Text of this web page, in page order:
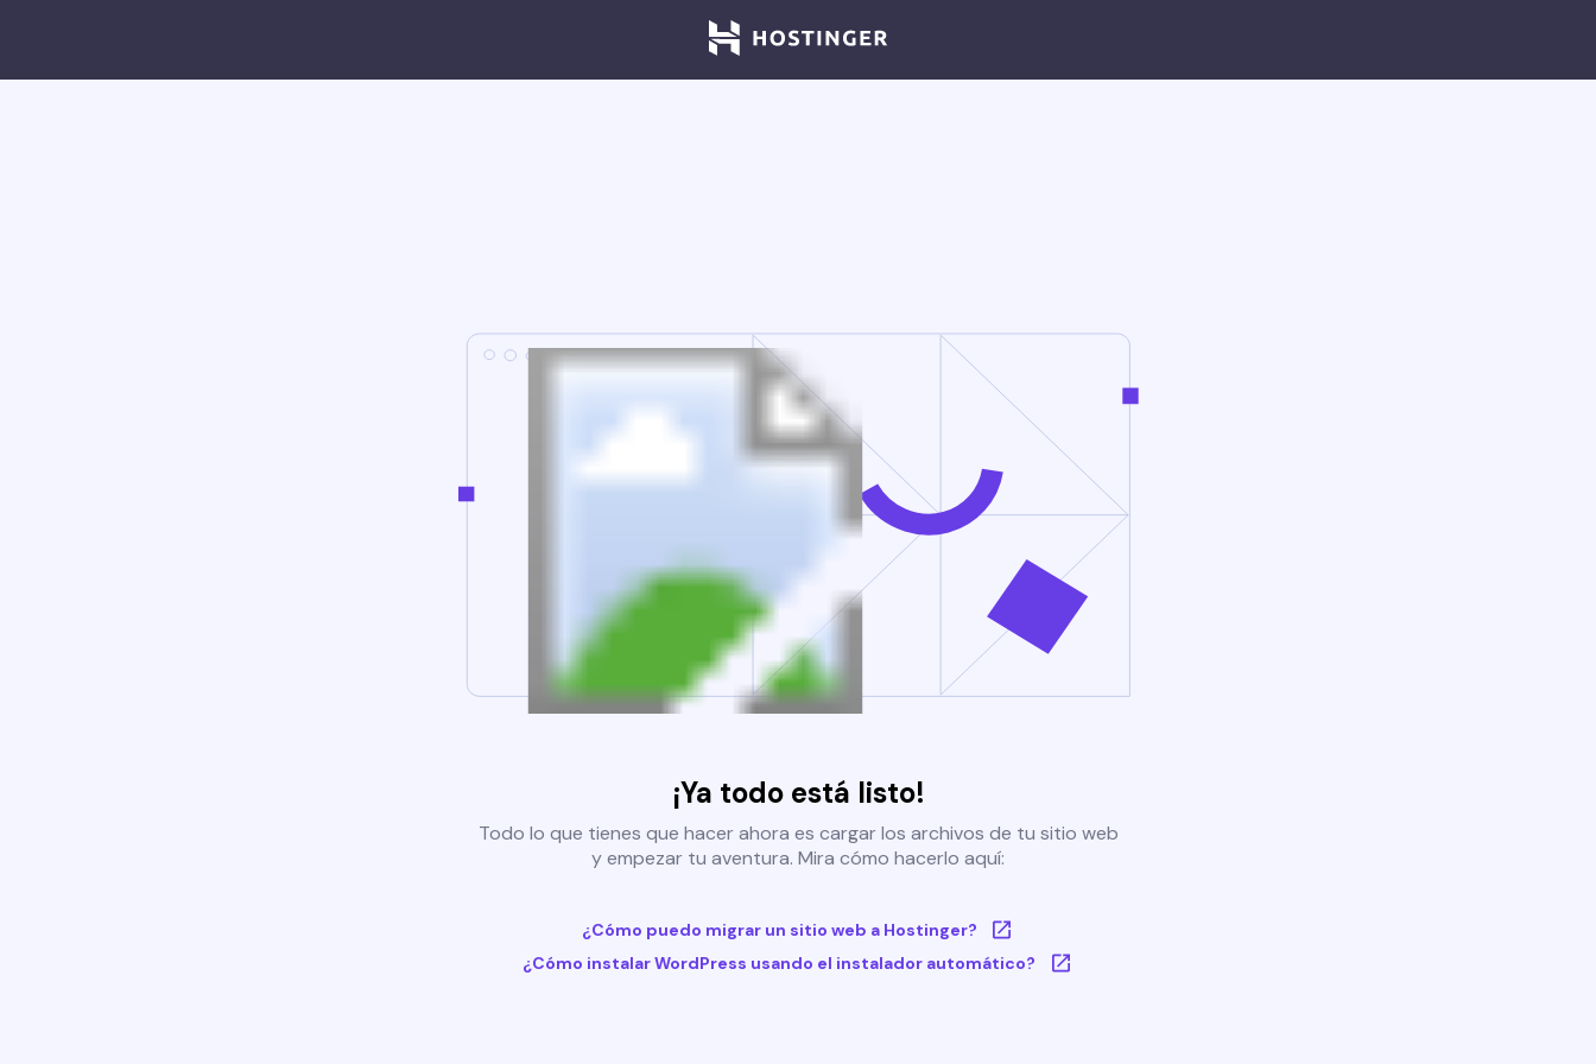
¡Ya todo está listo!
Todo lo que tienes que hacer ahora es cargar los archivos de tu sitio web
y empezar tu aventura. Mira cómo hacerlo aquí:
¿Cómo puedo migrar un sitio web a Hostinger?
¿Cómo instalar WordPress usando el instalador automático?